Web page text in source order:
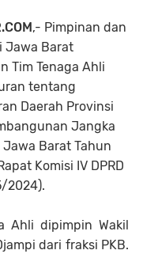
,- Pimpinan dan
Jawa Barat
Tim Tenaga Ahli
tentang
Daerah Provinsi
Jangka
Jawa Barat Tahun
Komisi IV DPRD
2024).
Ahli dipimpin Wakil
dari fraksi PKB.